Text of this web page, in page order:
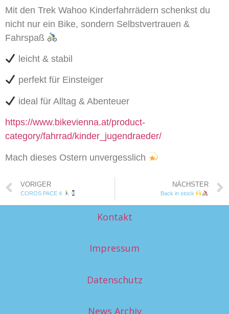
Mit den Trek Wahoo Kinderfahrrädern schenkst du
nicht nur ein Bike, sondern Selbstvertrauen &
Fahrspaß
leicht & stabil
perfekt für Einsteiger
ideal für Alltag & Abenteuer
https://www.bikevienna.at/product-
category/fahrrad/kinder_jugendraeder/
Mach dieses Ostern unvergesslich
VORIGER
COROS PACE 4
NÄCHSTER
Back in stock
Kontakt
Impressum
Datenschutz
News Archiv